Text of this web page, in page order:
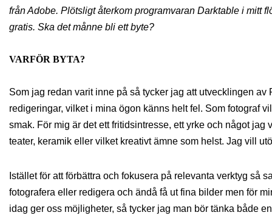
från Adobe. Plötsligt återkom programvaran Darktable i mitt
gratis. Ska det månne bli ett byte?
VARFÖR BYTA?
Som jag redan varit inne på så tycker jag att utvecklingen av
redigeringar, vilket i mina ögon känns helt fel. Som fotograf
smak. För mig är det ett fritidsintresse, ett yrke och något
teater, keramik eller vilket kreativt ämne som helst. Jag vill
Istället för att förbättra och fokusera på relevanta verktyg så
fotografera eller redigera och ändå få ut fina bilder men för
idag ger oss möjligheter, så tycker jag man bör tänka både